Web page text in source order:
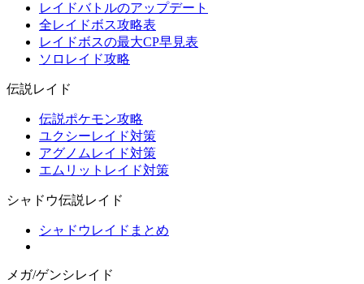
レイドバトルのアップデート
全レイドボス攻略表
レイドボスの最大CP早見表
ソロレイド攻略
伝説レイド
伝説ポケモン攻略
ユクシーレイド対策
アグノムレイド対策
エムリットレイド対策
シャドウ伝説レイド
シャドウレイドまとめ
メガ/ゲンシレイド